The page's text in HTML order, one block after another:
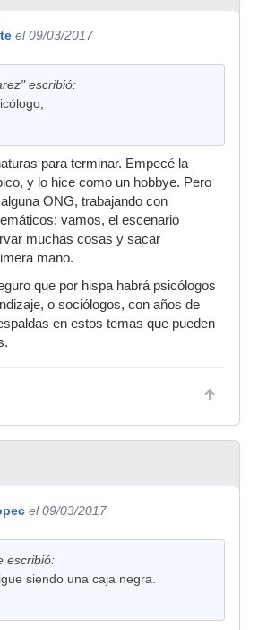
el 09/03/2017
escribió:
para terminar. Empecé la
y lo hice como un hobbye. Pero
ONG, trabajando con
vamos, el escenario
muchas cosas y sacar
mano.
que por hispa habrá psicólogos
o sociólogos, con años de
en estos temas que pueden
el 09/03/2017
escribió:
siendo una caja negra.